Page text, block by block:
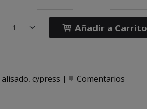
Añadir a Carrito
alisado cypress | Comentarios